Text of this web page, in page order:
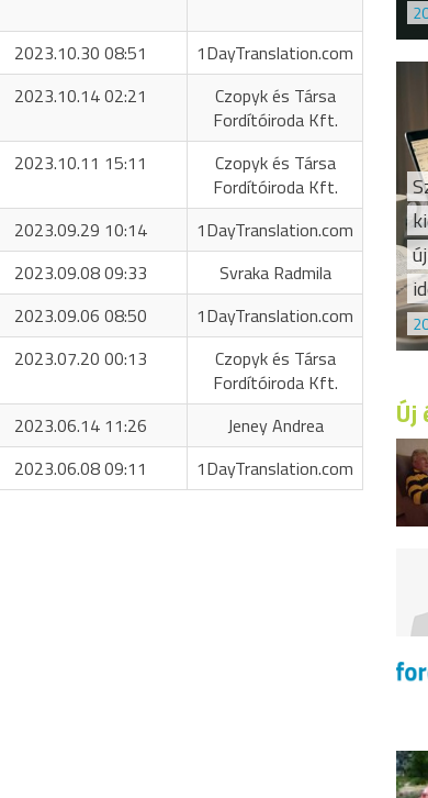
2023.10.30 08:51
1DayTranslation.com
2023.10.14 02:21
Czopyk és Társa
Fordítóiroda Kft.
2023.10.11 15:11
Czopyk és Társa
Fordítóiroda Kft.
2023.09.29 10:14
1DayTranslation.com
2023.09.08 09:33
Svraka Radmila
2023.09.06 08:50
1DayTranslation.com
2023.07.20 00:13
Czopyk és Társa
Fordítóiroda Kft.
2023.06.14 11:26
Jeney Andrea
2023.06.08 09:11 1DayTranslation.com
Új